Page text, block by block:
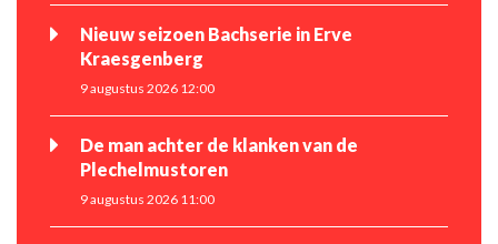
Nieuw seizoen Bachserie in Erve
Kraesgenberg
9 augustus 2026 12:00
De man achter de klanken van de
Plechelmustoren
9 augustus 2026 11:00